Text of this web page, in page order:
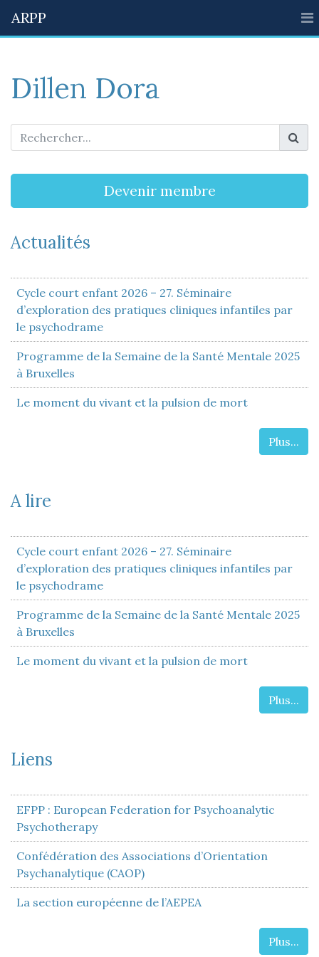
ARPP
Dillen Dora
Devenir membre
Actualités
Cycle court enfant 2026 – 27. Séminaire
d’exploration des pratiques cliniques infantiles par
le psychodrame
Programme de la Semaine de la Santé Mentale 2025
à Bruxelles
Le moment du vivant et la pulsion de mort
Plus...
A lire
Cycle court enfant 2026 – 27. Séminaire
d’exploration des pratiques cliniques infantiles par
le psychodrame
Programme de la Semaine de la Santé Mentale 2025
à Bruxelles
Le moment du vivant et la pulsion de mort
Plus...
Liens
EFPP : European Federation for Psychoanalytic
Psychotherapy
Confédération des Associations d’Orientation
Psychanalytique (CAOP)
La section européenne de l’AEPEA
Plus...